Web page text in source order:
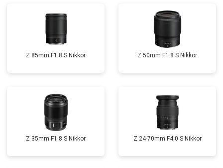
Z 85mm F1.8 S Nikkor Z 50mm F1.8 S Nikkor
Z 35mm F1.8 S Nikkor Z 24-70mm F4.0 S Nikkor